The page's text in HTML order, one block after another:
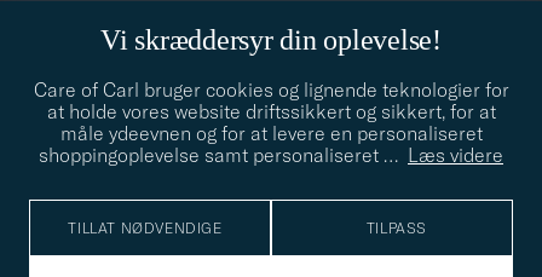
Vi skræddersyr din oplevelse!
Care of Carl bruger cookies og lignende teknologier for
at holde vores website driftssikkert og sikkert, for at
måle ydeevnen og for at levere en personaliseret
shoppingoplevelse samt personaliseret … Læs videre
TILLAT NØDVENDIGE TILPASS
STILRÅDGIVNING
© Care of Carl 2026